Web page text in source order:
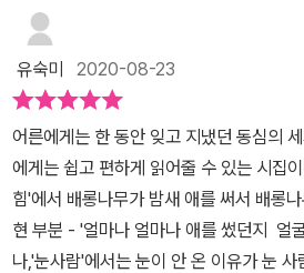
음 따라 걷다가 작은책집을 보았습니다》,
화》, 《곁말》, 《책숲마실》, 《우리말 수수
짓는 즐거움》, 《이오덕 마음 읽기》을
klove
쪽) 표제작인 「으라차차 손수레」는 메마른 현실에 따듯한 마음을 몽
글몽글하게 일게 한다. 한때 폐지 주우러
즘은 종잇값의 하락으로 줄기는 했지만 그
보태는 이들이 많다. 힘든 일임에도 젊은
들이 무거운 손수레를 끌고 다니며 폐지를
에서 위험하게 지나다니기도 하는데 오르
보통 그냥 보고 지나가는 사람이 많은데 이
수레를 밀어주는 모습을 보니 함께 어울
유숙미 2020-08-23
어른에게는 한 동안 잊고 지냈던 동심의
에게는 쉽고 편하게 읽어줄 수 있는 시집
힘'에서 배롱나무가 밤새 애를 써서 배롱
현 부분 - '얼마나 얼마나 애를 썼던지 얼
나,'눈사람'에서는 눈이 안 온 이유가 눈